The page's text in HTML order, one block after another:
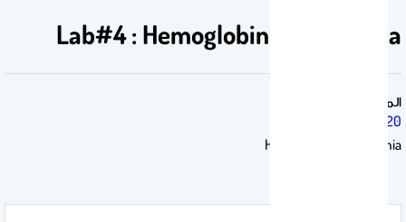
Lab#4 : Hemoglobin and Anemia
المقرر الدراسي
BCH 220
Hemoglobin and Anemia